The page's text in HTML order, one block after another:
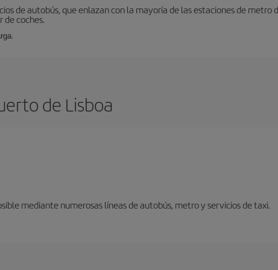
de autobús, que enlazan con la mayoría de las estaciones de metro
coches.
de Lisboa
mediante numerosas líneas de autobús, metro y servicios de taxi.